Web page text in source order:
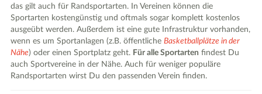
das gilt auch für Randsportarten. In Vereinen können die
Sportarten kostengünstig und oftmals sogar komplett kostenlos
ausgeübt werden. Außerdem ist eine gute Infrastruktur vorhanden,
wenn es um Sportanlagen (z.B. öffentlicheBasketballplätze in der
Nähe) oder einen Sportplatz geht. Für alle Sportarten findest Du
auch Sportvereine in der Nähe. Auch für weniger populäre
Randsportarten wirst Du den passenden Verein finden.